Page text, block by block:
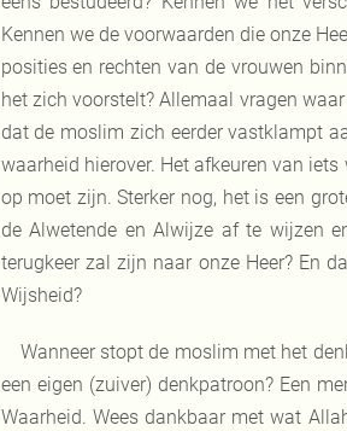
Kennen we de voorwaarden die onze
posities en rechten van de vrouwen
het zich voorstelt? Allemaal vragen
dat de moslim zich eerder vastklampt
waarheid hierover. Het afkeuren van
op moet zijn. Sterker nog, het is een
de Alwetende en Alwijze af te wijzen
terugkeer zal zijn naar onze Heer? En
Wijsheid?
Wanneer stopt de moslim met het
een eigen (zuiver) denkpatroon? Een
Waarheid. Wees dankbaar met wat